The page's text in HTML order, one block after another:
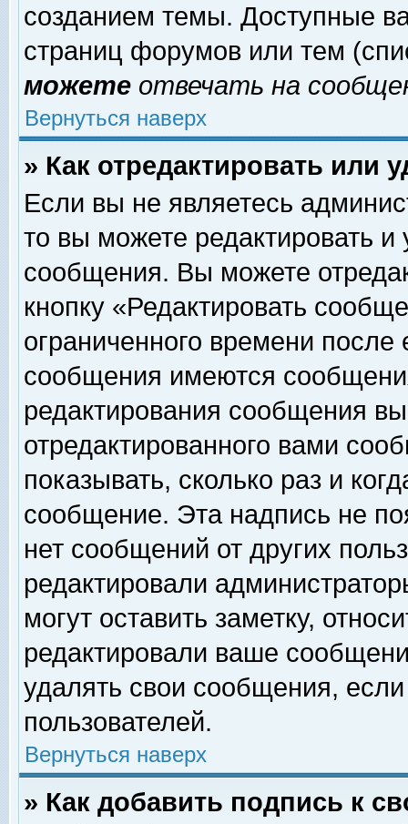
созданием темы. Доступные
страниц форумов или тем
можете отвечать на
Вернуться наверх
» Как отредактировать или
Если вы не являетесь
то вы можете редактировать и
сообщения. Вы можете
кнопку «Редактировать
ограниченного времени
сообщения имеются
редактирования сообщения
отредактированного вами
показывать, сколько раз и
сообщение. Эта надпись не
нет сообщений от других
редактировали
могут оставить заметку,
редактировали ваше
удалять свои сообщения,
пользователей.
Вернуться наверх
» Как добавить подпись к